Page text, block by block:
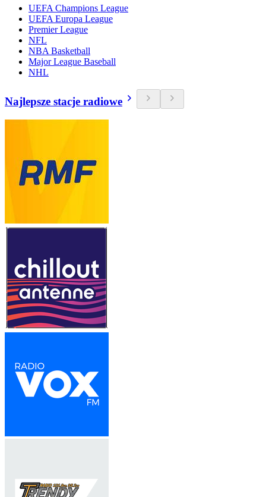
UEFA Champions League
UEFA Europa League
Premier League
NFL
NBA Basketball
Major League Baseball
NHL
Najlepsze stacje radiowe